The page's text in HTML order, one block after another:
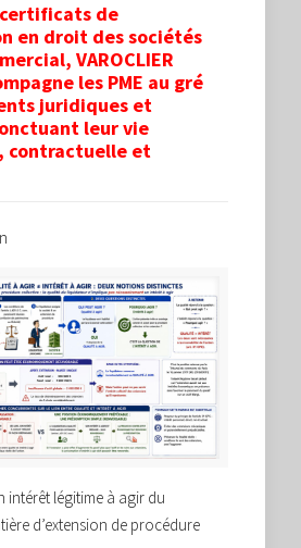
de
en droit des sociétés
VAROCLIER
les PME au gré
juridiques et
leur vie
contractuelle et
intérêt légitime à agir du
d’extension de procédure